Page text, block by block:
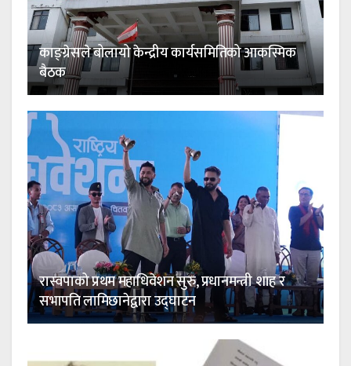
काङ्ग्रेसले बोलायो केन्द्रीय कार्यसमितिको आकस्मिक
बैठक
रास्वपाको प्रथम महाधिवेशन सुरु, प्रधानमन्त्री शाह र
सभापति लामिछानेद्वारा उद्घाटन